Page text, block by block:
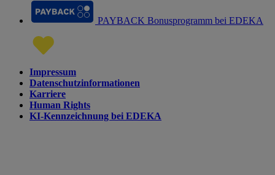
PAYBACK Bonusprogramm bei EDEKA
Impressum
Datenschutzinformationen
Karriere
Human Rights
KI-Kennzeichnung bei EDEKA